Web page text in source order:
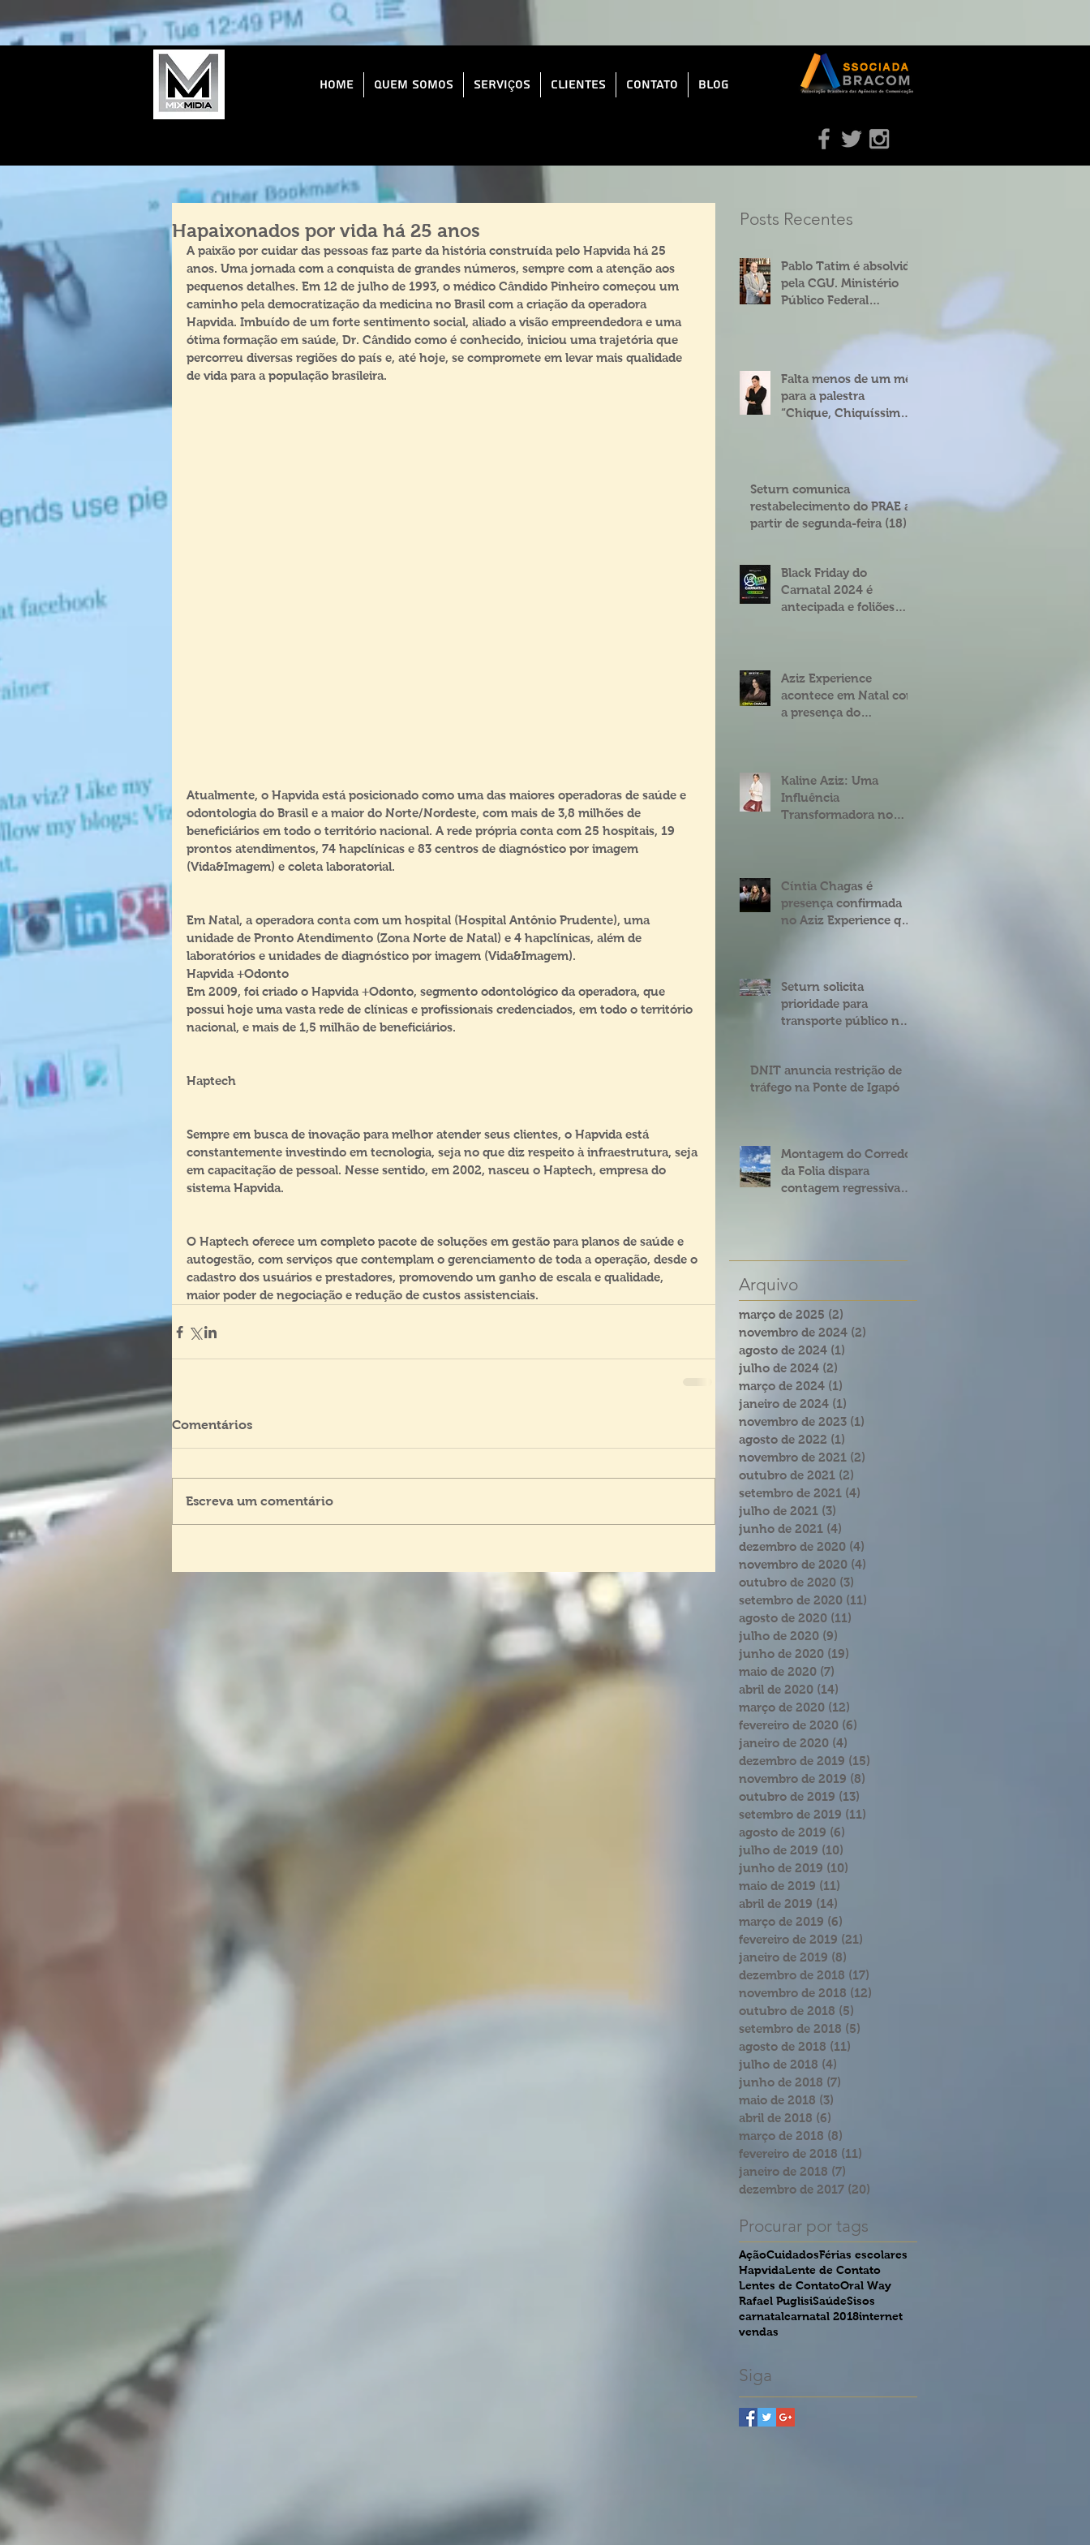
Home Quem Somos Serviços Clientes Contato Blog
Hapaixonados por vida há 25 anos
A paixão por cuidar das pessoas faz parte da história construída pelo Hapvida há 25
anos. Uma jornada com a conquista de grandes números, sempre com a atenção aos
pequenos detalhes. Em 12 de julho de 1993, o médico Cândido Pinheiro começou um
caminho pela democratização da medicina no Brasil com a criação da operadora
Hapvida. Imbuído de um forte sentimento social, aliado a visão empreendedora e uma
ótima formação em saúde, Dr. Cândido como é conhecido, iniciou uma trajetória que
percorreu diversas regiões do país e, até hoje, se compromete em levar mais qualidade
de vida para a população brasileira.
Atualmente, o Hapvida está posicionado como uma das maiores operadoras de saúde e
odontologia do Brasil e a maior do Norte/Nordeste, com mais de 3,8 milhões de
beneficiários em todo o território nacional. A rede própria conta com 25 hospitais, 19
prontos atendimentos, 74 hapclínicas e 83 centros de diagnóstico por imagem
(Vida&Imagem) e coleta laboratorial.
Em Natal, a operadora conta com um hospital (Hospital Antônio Prudente), uma
unidade de Pronto Atendimento (Zona Norte de Natal) e 4 hapclínicas, além de
laboratórios e unidades de diagnóstico por imagem (Vida&Imagem).
Hapvida +Odonto
Em 2009, foi criado o Hapvida +Odonto, segmento odontológico da operadora, que
possui hoje uma vasta rede de clínicas e profissionais credenciados, em todo o território
nacional, e mais de 1,5 milhão de beneficiários.
Haptech
Sempre em busca de inovação para melhor atender seus clientes, o Hapvida está
constantemente investindo em tecnologia, seja no que diz respeito à infraestrutura, seja
em capacitação de pessoal. Nesse sentido, em 2002, nasceu o Haptech, empresa do
sistema Hapvida.
O Haptech oferece um completo pacote de soluções em gestão para planos de saúde e
autogestão, com serviços que contemplam o gerenciamento de toda a operação, desde o
cadastro dos usuários e prestadores, promovendo um ganho de escala e qualidade,
maior poder de negociação e redução de custos assistenciais.
Comentários
Escreva um comentário
Posts Recentes
Pablo Tatim é absolvido
pela CGU. Ministério
Público Federal
Falta menos de um mês
para a palestra
“Chique, Chiquíssima”
Seturn comunica
restabelecimento do PRAE a
partir de segunda-feira (18)
Black Friday do
Carnatal 2024 é
antecipada e foliões
Aziz Experience
acontece em Natal com
a presença do
Kaline Aziz: Uma
Influência
Transformadora no
Cíntia Chagas é
presença confirmada
no Aziz Experience que
Seturn solicita
prioridade para
transporte público na
4º Centenário
DNIT anuncia restrição de
tráfego na Ponte de Igapó
Montagem do Corredor
da Folia dispara
contagem regressiva
Arquivo
março de 2025 (2)
novembro de 2024 (2)
agosto de 2024 (1)
julho de 2024 (2)
março de 2024 (1)
janeiro de 2024 (1)
novembro de 2023 (1)
agosto de 2022 (1)
novembro de 2021 (2)
outubro de 2021 (2)
setembro de 2021 (4)
julho de 2021 (3)
junho de 2021 (4)
dezembro de 2020 (4)
novembro de 2020 (4)
outubro de 2020 (3)
setembro de 2020 (11)
agosto de 2020 (11)
julho de 2020 (9)
junho de 2020 (19)
maio de 2020 (7)
abril de 2020 (14)
março de 2020 (12)
fevereiro de 2020 (6)
janeiro de 2020 (4)
dezembro de 2019 (15)
novembro de 2019 (8)
outubro de 2019 (13)
setembro de 2019 (11)
agosto de 2019 (6)
julho de 2019 (10)
junho de 2019 (10)
maio de 2019 (11)
abril de 2019 (14)
março de 2019 (6)
fevereiro de 2019 (21)
janeiro de 2019 (8)
dezembro de 2018 (17)
novembro de 2018 (12)
outubro de 2018 (5)
setembro de 2018 (5)
agosto de 2018 (11)
julho de 2018 (4)
junho de 2018 (7)
maio de 2018 (3)
abril de 2018 (6)
março de 2018 (8)
fevereiro de 2018 (11)
janeiro de 2018 (7)
dezembro de 2017 (20)
Procurar por tags
AçãoCuidadosFérias escolares
HapvidaLente de Contato
Lentes de ContatoOral Way
Rafael PuglisiSaúdeSisos
carnatalcarnatal 2018internet
vendas
Siga